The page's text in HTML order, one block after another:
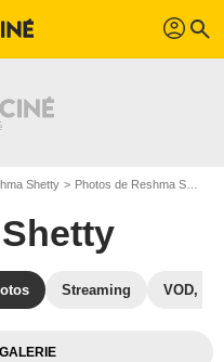
profil search
Shetty Photos de Reshma Shetty
Streaming VOD,